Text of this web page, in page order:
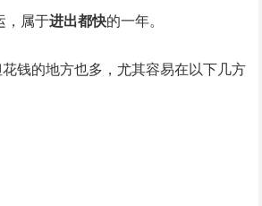
，属于进出都快的一年。
钱的地方也多，尤其容易在以下几方